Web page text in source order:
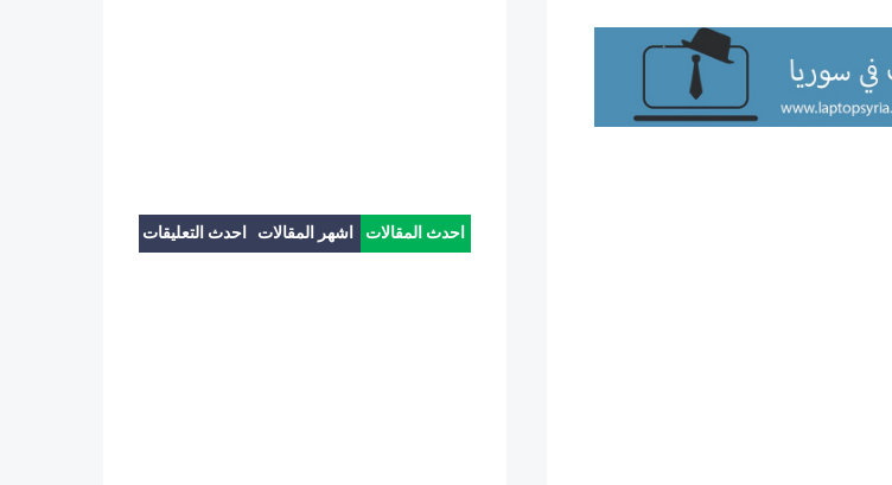
احدث المقالات اشهر المقالات احدث التعليقات